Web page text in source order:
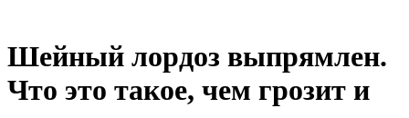
Шейный лордоз выпрямлен.
Что это такое, чем грозит и